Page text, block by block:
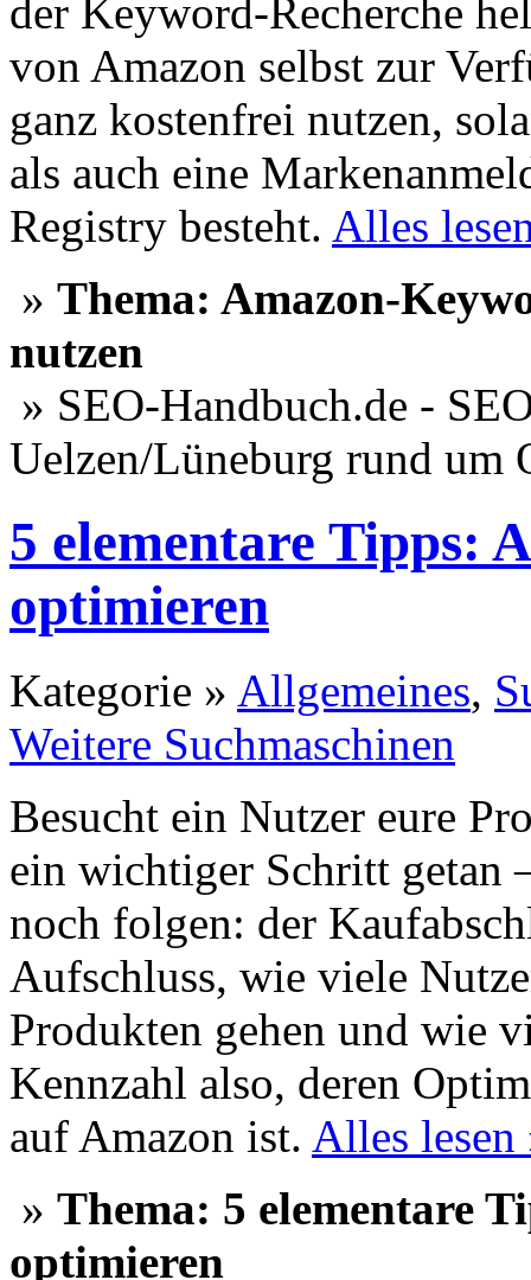
der Keyword-Recherche
von Amazon selbst zur
ganz kostenfrei nutzen,
als auch eine
Registry besteht. Alles
» Thema: Amazon-
nutzen
» SEO-Handbuch.de -
Uelzen/Lüneburg rund
5 elementare Tipps:
optimieren
Kategorie » Allgemeines,
Weitere Suchmaschinen
Besucht ein Nutzer eure
ein wichtiger Schritt getan
noch folgen: der
Aufschluss, wie viele
Produkten gehen und wie
Kennzahl also, deren
auf Amazon ist. Alles lesen
» Thema: 5 elementare
optimieren